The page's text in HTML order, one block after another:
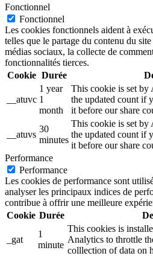
Fonctionnel
Fonctionnel
Les cookies fonctionnels aident à
telles que le partage du contenu du
médias sociaux, la collecte de
fonctionnalités tierces.
Cookie Durée
__atuvc
1 year
1
month
This cookie is set by
the updated count if
it before our share
__atuvs
30
minutes
This cookie is set by
the updated count if
it before our share
Performance
Performance
Les cookies de performance sont
analyser les principaux indices de
contribue à offrir une meilleure
Cookie Durée
_gat
1
minute
This cookies is
Analytics to throttle
colllection of data on